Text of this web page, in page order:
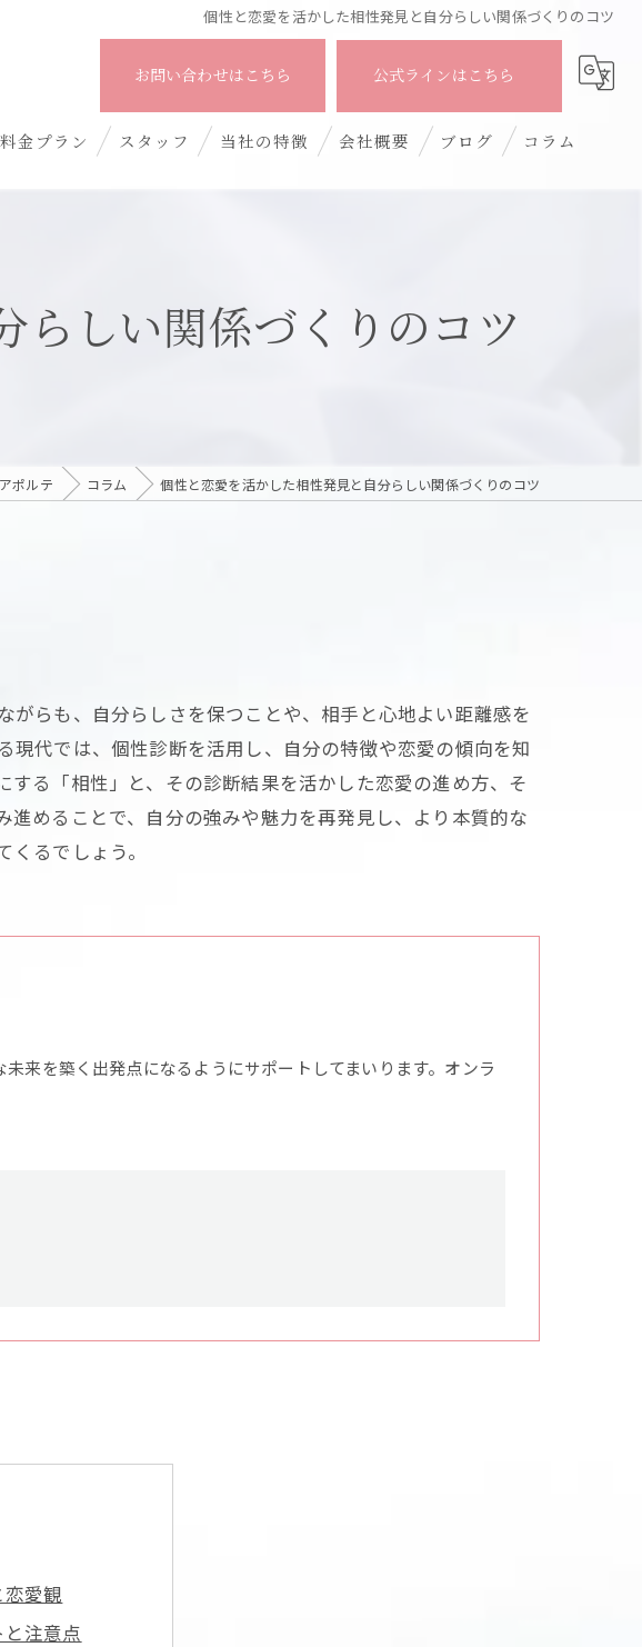
個性と恋愛を活かした相性発見と自分らしい関係づくりのコツ
お問い合わせはこちら 公式ラインはこちら
料金プラン スタッフ 当社の特徴
40代
会社概要 ブログ コラム
らしい関係づくりのコツ
ポルテ コラム 個性と恋愛を活かした相性発見と自分らしい関係づくりのコツ
らも、自分らしさを保つことや、相手と心地よい距離感を
代では、個性診断を活用し、自分の特徴や恋愛の傾向を知
る「相性」と、その診断結果を活かした恋愛の進め方、そ
めることで、自分の強みや魅力を再発見し、より本質的な
るでしょう。
来を築く出発点になるようにサポートしてまいります。オンラ
愛観
注意点